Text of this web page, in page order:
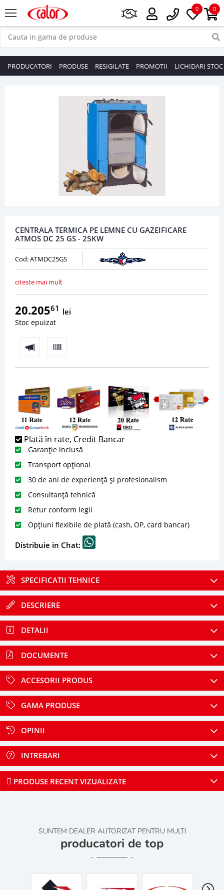
0
0
PRODUCATORI PRODUSE RESIGILATE PROMOTII LICHIDARI STOC
CENTRALA TERMICA PE LEMNE CU GAZEIFICARE
ATMOS DC 25 GS - 25KW
Cod: ATMDC25GS
citeste mai mult
20.20561 lei
Stoc epuizat
Plată în rate, Credit Bancar
Garanție inclusă
Transport opțional
30 de ani de experiență și profesionalism
Consultanță tehnică
Retur conform legii
Opțiuni flexibile de plată (cash, OP, card bancar)
Distribuie in Chat:
SPECIFICATII TEHNICE
DESCRIERE
DETALII
DOCUMENTE
ACCESORII PRODUS
GAMA PRODUSE
OPINII
INTREBARI
PRODUSE RECENT VIZUALIZATE
SUNTEM DEALER AUTORIZAT PENTRU MULTI
producatori de top